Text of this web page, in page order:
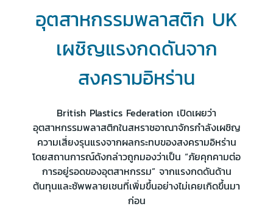
อุตสาหกรรมพลาสติก UK
เผชิญแรงกดดันจาก
สงครามอิหร่าน
British Plastics Federation เปิดเผยว่า
อุตสาหกรรมพลาสติกในสหราชอาณาจักรกำลังเผชิญ
ความเสี่ยงรุนแรงจากผลกระทบของสงครามอิหร่าน
โดยสถานการณ์ดังกล่าวถูกมองว่าเป็น “ภัยคุกคามต่อ
การอยู่รอดของอุตสาหกรรม” จากแรงกดดันด้าน
ต้นทุนและซัพพลายเชนที่เพิ่มขึ้นอย่างไม่เคยเกิดขึ้นมา
ก่อน